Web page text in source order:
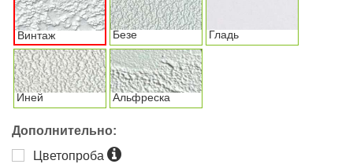
Винтаж Безе Гладь
Иней Альфреска
Дополнительно:
Цветопроба